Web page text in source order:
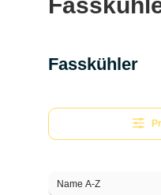
Fasskühler